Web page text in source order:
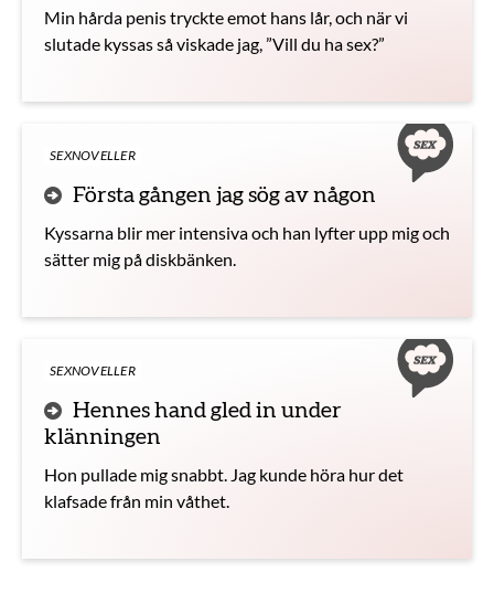
Min hårda penis tryckte emot hans lår, och när vi
slutade kyssas så viskade jag, ”Vill du ha sex?”
SEXNOVELLER
Första gången jag sög av någon
Kyssarna blir mer intensiva och han lyfter upp mig och
sätter mig på diskbänken.
SEXNOVELLER
Hennes hand gled in under
klänningen
Hon pullade mig snabbt. Jag kunde höra hur det
klafsade från min våthet.